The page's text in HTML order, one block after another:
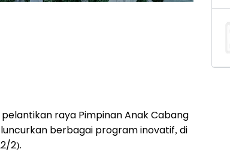
raya Pimpinan Anak Cabang
berbagai program inovatif, di
2).